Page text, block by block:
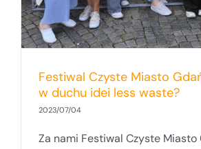
Festiwal Czyste Miasto
w duchu idei less waste?
2023/07/04
Za nami Festiwal Czyste Miasto